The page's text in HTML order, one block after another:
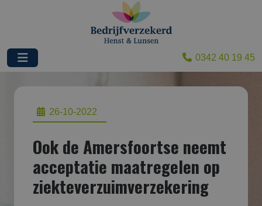
0342 40 19 45
26-10-2022
Ook de Amersfoortse neemt
acceptatie maatregelen op
ziekteverzuimverzekering